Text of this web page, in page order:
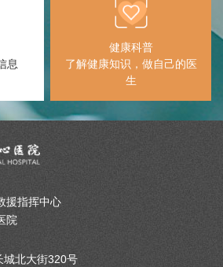
息
健康科普
了解健康知识，做自己的医
生
援指挥中心
院
城北大街320号